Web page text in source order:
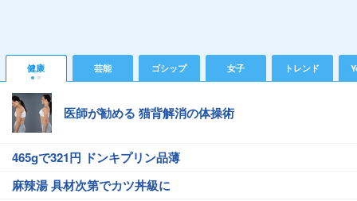
健康 芸能 ゴシップ 女子 トレンド
医師が勧める 猫背解消の体操術
465gで321円 ドンキプリン品薄
麻辣湯 具材次第でカツ丼級に